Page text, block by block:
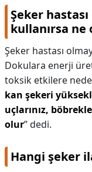
Şeker
kullanırsa ne
Şeker hastası
Dokulara enerji
toksik etkilere
kan şekeri
uçlarınız,
olur” dedi.
Hangi şeker